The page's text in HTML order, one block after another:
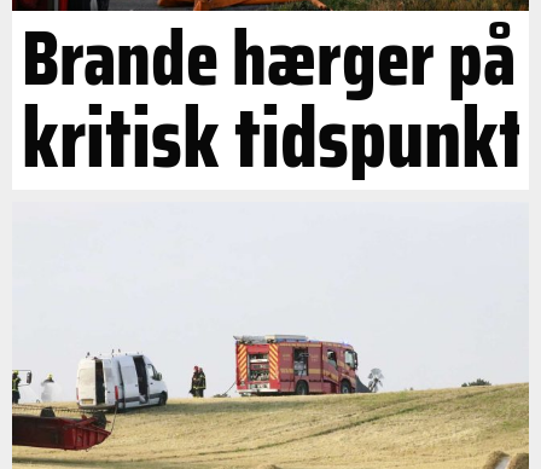
Brande hærger på
kritisk tidspunkt